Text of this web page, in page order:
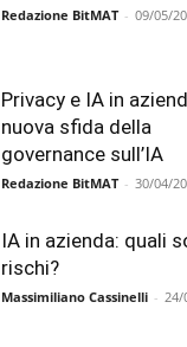
Redazione BitMAT - 09/05/
Privacy e IA in
nuova sfida della
governance sull’IA
Redazione BitMAT - 30/04/
IA in azienda: quali
rischi?
Massimiliano Cassinelli - 24/